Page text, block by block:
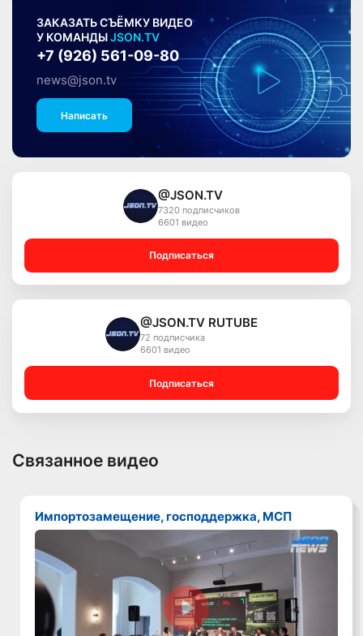
ЗАКАЗАТЬ СЪЁМКУ ВИДЕО
У КОМАНДЫJSON.TV
+7 (926) 561-09-80
news@json.tv
Написать
@JSON.TV
7320 подписчиков
6601 видео
Подписаться
@JSON.TV RUTUBE
72 подписчика
6601 видео
Подписаться
Связанное видео
Импортозамещение, господдержка, МСП